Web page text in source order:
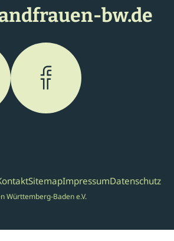
bw.de
SitemapImpressumDatenschutz
Württemberg-Baden e.V.